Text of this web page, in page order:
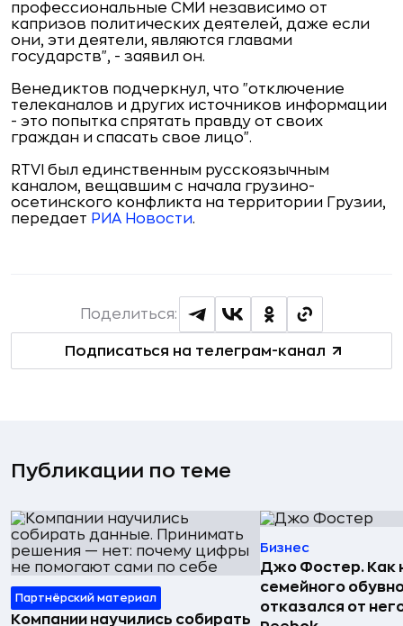
профессиональные СМИ независимо от
капризов политических деятелей, даже если
они, эти деятели, являются главами
государств", - заявил он.
Венедиктов подчеркнул, что "отключение
телеканалов и других источников информации
- это попытка спрятать правду от своих
граждан и спасать свое лицо".
RTVI был единственным русскоязычным
каналом, вещавшим с начала грузино-
осетинского конфликта на территории Грузии,
передает РИА Новости.
Подписаться на телеграм-канал
Поделиться:
Публикации по теме
Партнёрский материал
Компании научились собирать
Бизнес
Джо Фостер. Как
семейного
отказался от